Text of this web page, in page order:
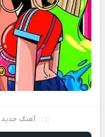
آهنگ جدید